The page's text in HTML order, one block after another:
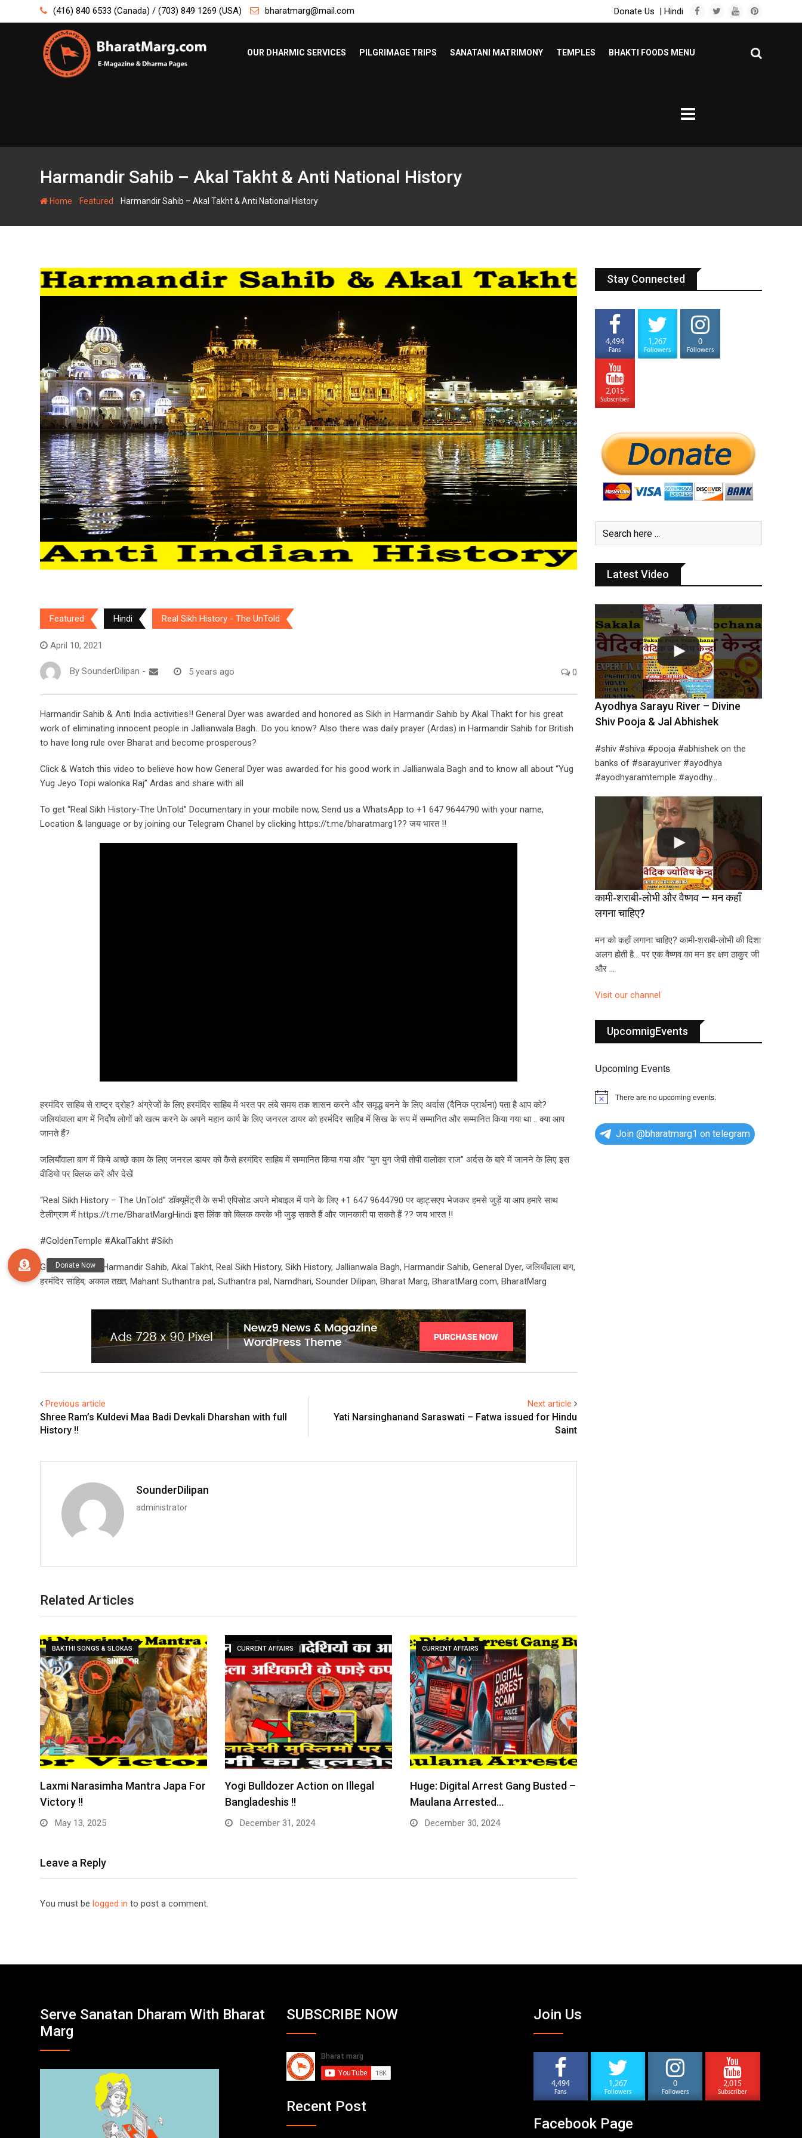
to
(416) 840 6533 (Canada) / (703) 849 1269 (USA) bharatmarg@mail.com Donate Us | Hindi
OUR DHARMIC SERVICES PILGRIMAGE TRIPS SANATANI MATRIMONY TEMPLES BHAKTI FOODS MENU
Harmandir Sahib – Akal Takht & Anti National History
Home Featured Harmandir Sahib – Akal Takht & Anti National History
Featured Hindi Real Sikh History - The UnTold
April 10, 2021
By SounderDilipan - 5 years ago 0
Harmandir Sahib & Anti India activities!! General Dyer was awarded and honored as Sikh in Harmandir Sahib by Akal Thakt for his great
work of eliminating innocent people in Jallianwala Bagh.. Do you know? Also there was daily prayer (Ardas) in Harmandir Sahib for British
to have long rule over Bharat and become prosperous?
Click & Watch this video to believe how how General Dyer was awarded for his good work in Jallianwala Bagh and to know all about “Yug
Yug Jeyo Topi walonka Raj” Ardas and share with all
To get “Real Sikh History-The UnTold” Documentary in your mobile now, Send us a WhatsApp to +1 647 9644790 with your name,
Location & language or by joining our Telegram Chanel by clicking https://t.me/bharatmarg1?? जय भारत !!
हरमंदिर साहिब से राष्ट्र द्रोह? अंग्रेजों के लिए हरमंदिर साहिब में भरत पर लंबे समय तक शासन करने और समृद्ध बनने के लिए अर्दास (दैनिक प्रार्थना) पता है आप को?
जलियांवाला बाग में निर्दोष लोगों को खत्म करने के अपने महान कार्य के लिए जनरल डायर को हरमंदिर साहिब में सिख के रूप में सम्मानित और सम्मानित किया गया था .. क्या आप
जानते हैं?
जलियाँवाला बाग में किये अच्छे काम के लिए जनरल डायर को कैसे हरमंदिर साहिब में सम्मानित किया गया और “युग युग जेपी तोपी वालोका राज” अर्दस के बारे में जानने के लिए इस
वीडियो पर क्लिक करें और देखें
“Real Sikh History – The UnTold” डॉक्यूमेंट्री के सभी एपिसोड अपने मोबाइल में पाने के लिए +1 647 9644790 पर व्हाट्सएप भेजकर हमसे जुड़ें या आप हमारे साथ
टेलीग्राम में https://t.me/BharatMargHindi इस लिंक को क्लिक करके भी जुड़ सकते हैं और जानकारी पा सकते हैं ?? जय भारत !!
#GoldenTemple #AkalTakht #Sikh
Golden Temple, Harmandir Sahib, Akal Takht, Real Sikh History, Sikh History, Jallianwala Bagh, Harmandir Sahib, General Dyer, जलियाँवाला बाग,
हरमंदिर साहिब, अकाल तख़्त, Mahant Suthantra pal, Suthantra pal, Namdhari, Sounder Dilipan, Bharat Marg, BharatMarg.com, BharatMarg
Previous article
Shree Ram’s Kuldevi Maa Badi Devkali Dharshan with full
History !!
Next article
Yati Narsinghanand Saraswati – Fatwa issued for Hindu
Saint
SounderDilipan
administrator
Related Articles
BAKTHI SONGS & SLOKAS
Laxmi Narasimha Mantra Japa For
Victory !!
May 13, 2025
CURRENT AFFAIRS
Yogi Bulldozer Action on Illegal
Bangladeshis !!
December 31, 2024
CURRENT AFFAIRS
Huge: Digital Arrest Gang Busted –
Maulana Arrested…
December 30, 2024
Leave a Reply
You must be logged in to post a comment.
Stay Connected
4,494
Fans
1,267
Followers
0
Followers
2,015
Subscriber
Latest Video
Ayodhya Sarayu River – Divine
Shiv Pooja & Jal Abhishek
#shiv #shiva #pooja #abhishek on the
banks of #sarayuriver #ayodhya
#ayodhyaramtemple #ayodhy…
कामी‑शराबी‑लोभी और वैष्णव — मन कहाँ
लगना चाहिए?
मन को कहाँ लगाना चाहिए? कामी‑शराबी‑लोभी की दिशा
अलग होती है… पर एक वैष्णव का मन हर क्षण ठाकुर जी
और …
Visit our channel
UpcomnigEvents
Upcoming Events
N
i
c
There are no upcoming events.
Join @bharatmarg1 on telegram
Serve Sanatan Dharam With Bharat
Marg
SUBSCRIBE NOW
Recent Post
Join Us
4,494
Fans
1,267
Followers
0
Followers
2,015
Subscriber
Facebook Page